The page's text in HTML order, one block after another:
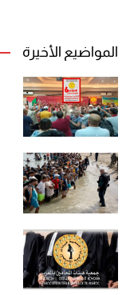
المواضيع الأخيرة